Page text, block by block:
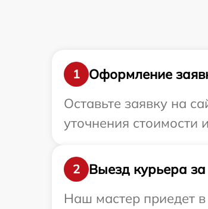
1
Оформление
Оставьте заявку на
уточнения стоимости
2
Выезд курьера
Наш мастер приедет